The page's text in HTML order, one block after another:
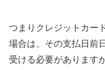
つまりクレジットカー
場合は、その支払日前
受ける必要があります